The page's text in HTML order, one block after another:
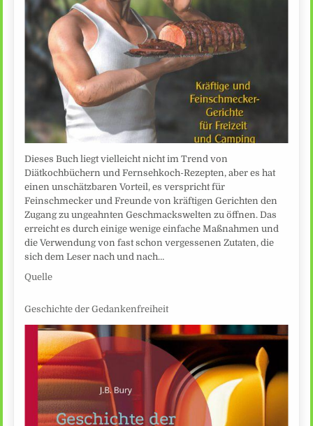
Dieses Buch liegt vielleicht nicht im Trend von
Diätkochbüchern und Fernsehkoch-Rezepten, aber es hat
einen unschätzbaren Vorteil, es verspricht für
Feinschmecker und Freunde von kräftigen Gerichten den
Zugang zu ungeahnten Geschmackswelten zu öffnen. Das
erreicht es durch einige wenige einfache Maßnahmen und
die Verwendung von fast schon vergessenen Zutaten, die
sich dem Leser nach und nach…
Quelle
Geschichte der Gedankenfreiheit